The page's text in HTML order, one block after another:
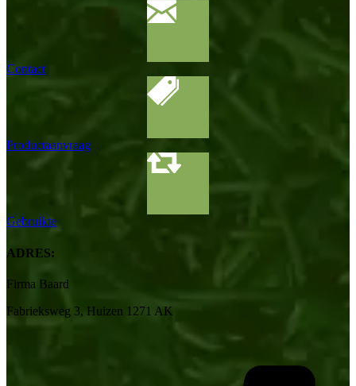
Contact
Productaanvraag
Gebruikte
ADRES:
Firma Baard
Fabrieksweg 3, Huizen 1271 AK